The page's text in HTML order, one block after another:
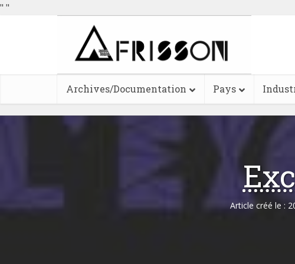
" "
Archives/Documentation Pays
Article créé le :